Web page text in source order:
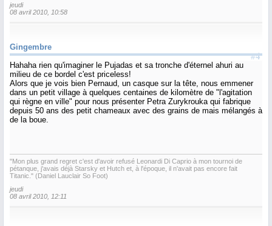
jeudi
08 avril 2010, 10:58
Gingembre
#4
Hahaha rien qu'imaginer le Pujadas et sa tronche d'éternel ahuri au
milieu de ce bordel c'est priceless!
Alors que je vois bien Pernaud, un casque sur la tête, nous emmener
dans un petit village à quelques centaines de kilomètre de "l'agitation
qui règne en ville" pour nous présenter Petra Zurykrouka qui fabrique
depuis 50 ans des petit chameaux avec des grains de mais mélangés à
de la boue.
"Mon plus grand regret c'est d'avoir refusé Leonardi Di Caprio à mon tournoi de
pétanque, j'avais déjà Starsky et Hutch et, à l'époque, il n'avait pas encore fait
Titanic." (Daniel Lauclair So Foot)
jeudi
08 avril 2010, 12:11